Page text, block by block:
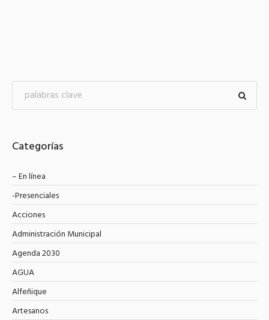
Categorías
– En línea
-Presenciales
Acciones
Administración Municipal
Agenda 2030
AGUA
Alfeñique
Artesanos